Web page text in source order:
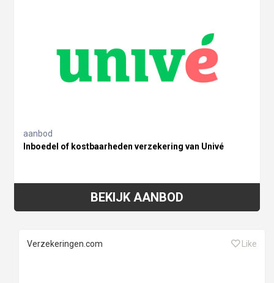
aanbod
Inboedel of kostbaarheden verzekering van Univé
BEKIJK AANBOD
Verzekeringen.com Like